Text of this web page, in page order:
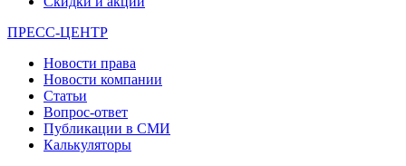
ПРЕСС-ЦЕНТР
Новости права
Новости компании
Статьи
Вопрос-ответ
Публикации в СМИ
Калькуляторы